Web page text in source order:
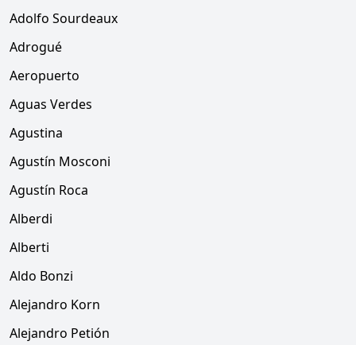
Adolfo Sourdeaux
Adrogué
Aeropuerto
Aguas Verdes
Agustina
Agustín Mosconi
Agustín Roca
Alberdi
Alberti
Aldo Bonzi
Alejandro Korn
Alejandro Petión